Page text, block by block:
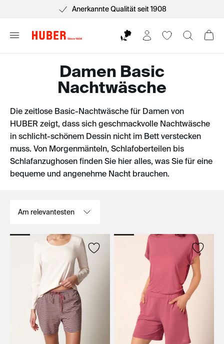
Anerkannte Qualität seit 1908
Damen Basic
Nachtwäsche
Die zeitlose Basic-Nachtwäsche für Damen von
HUBER zeigt, dass sich geschmackvolle Nachtwäsche
in schlicht-schönem Dessin nicht im Bett verstecken
muss. Von Morgenmänteln, Schlafoberteilen bis
Schlafanzughosen finden Sie hier alles, was Sie für eine
bequeme und angenehme Nacht brauchen.